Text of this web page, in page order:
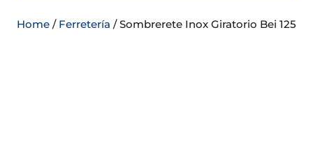
Home / Ferretería / Sombrerete Inox Giratorio Bei 125